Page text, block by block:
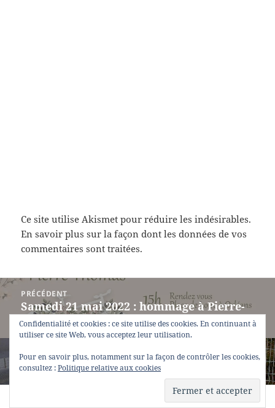
Ce site utilise Akismet pour réduire les indésirables.
En savoir plus sur la façon dont les données de vos
commentaires sont traitées.
Navigation
de
l’article
PRÉCÉDENT
Article
précédent :
Samedi 21 mai 2022 : hommage à Pierre-
Thomas
SUIVANT
Article
Plan vélo : ambition zéro
Confidentialité et cookies : ce site utilise des cookies. En continuant à
utiliser ce site Web, vous acceptez leur utilisation.
Pour en savoir plus, notamment sur la façon de contrôler les cookies,
consultez :Politique relative aux cookies